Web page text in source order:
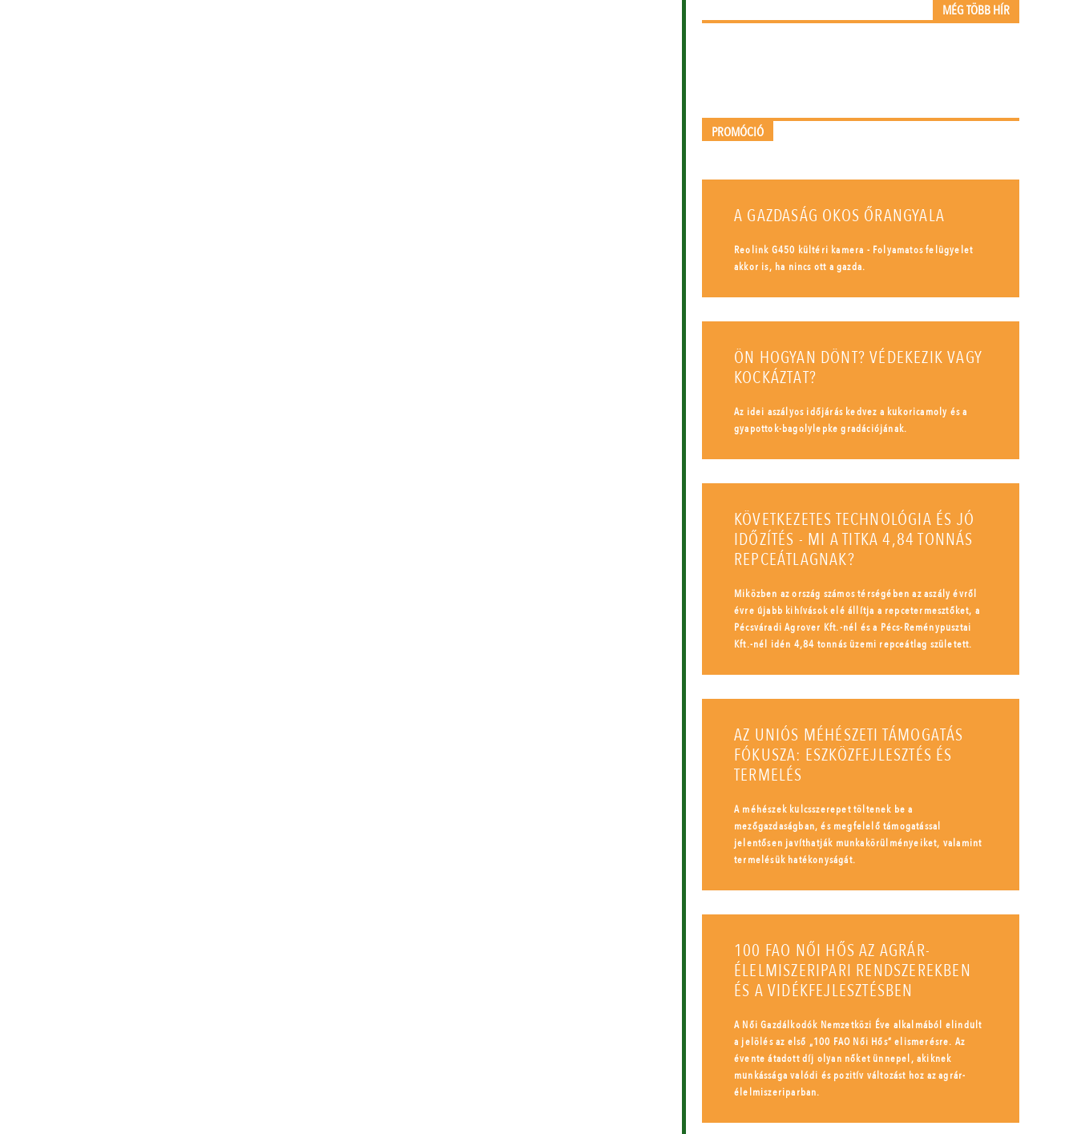
MÉG TÖBB HÍR
PROMÓCIÓ
A GAZDASÁG OKOS ŐRANGYALA
Reolink G450 kültéri kamera - Folyamatos felügyelet
akkor is, ha nincs ott a gazda.
ÖN HOGYAN DÖNT? VÉDEKEZIK VAGY
KOCKÁZTAT?
Az idei aszályos időjárás kedvez a kukoricamoly és a
gyapottok-bagolylepke gradációjának.
KÖVETKEZETES TECHNOLÓGIA ÉS JÓ
IDŐZÍTÉS - MI A TITKA 4,84 TONNÁS
REPCEÁTLAGNAK?
Miközben az ország számos térségében az aszály évről
évre újabb kihívások elé állítja a repcetermesztőket, a
Pécsváradi Agrover Kft.-nél és a Pécs-Reménypusztai
Kft.-nél idén 4,84 tonnás üzemi repceátlag született.
AZ UNIÓS MÉHÉSZETI TÁMOGATÁS
FÓKUSZA: ESZKÖZFEJLESZTÉS ÉS
TERMELÉS
A méhészek kulcsszerepet töltenek be a
mezőgazdaságban, és megfelelő támogatással
jelentősen javíthatják munkakörülményeiket, valamint
termelésük hatékonyságát.
100 FAO NŐI HŐS AZ AGRÁR-
ÉLELMISZERIPARI RENDSZEREKBEN
ÉS A VIDÉKFEJLESZTÉSBEN
A Női Gazdálkodók Nemzetközi Éve alkalmából elindult
a jelölés az első „100 FAO Női Hős” elismerésre. Az
évente átadott díj olyan nőket ünnepel, akiknek
munkássága valódi és pozitív változást hoz az agrár-
élelmiszeriparban.